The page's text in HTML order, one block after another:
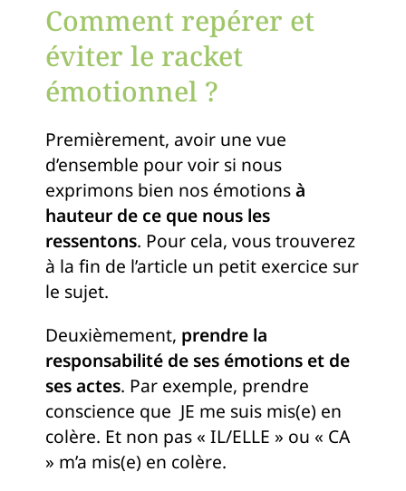
Comment repérer et
éviter le racket
émotionnel ?
Premièrement, avoir une vue
d’ensemble pour voir si nous
exprimons bien nos émotionsà
hauteur de ce que nous les
ressentons. Pour cela, vous trouverez
à la fin de l’article un petit exercice sur
le sujet.
Deuxièmement, prendre la
responsabilité de ses émotions et de
ses actes. Par exemple, prendre
conscience que JE me suis mis(e) en
colère. Et non pas « IL/ELLE » ou « CA
» m’a mis(e) en colère.